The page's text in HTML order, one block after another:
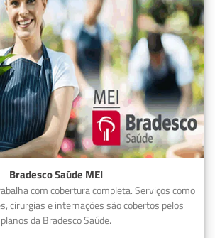
Bradesco Saúde MEI
com cobertura completa. Serviços como
cirurgias e internações são cobertos pelos
planos da Bradesco Saúde.